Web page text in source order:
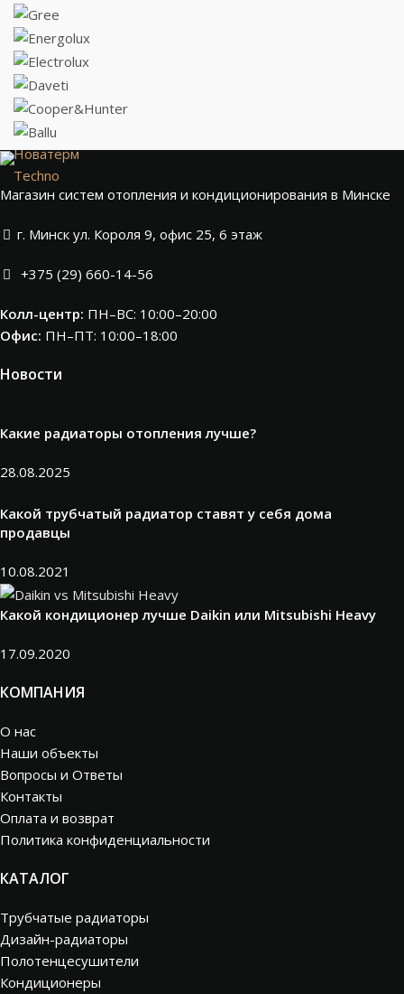
Новатерм
Techno
Магазин систем отопления и кондиционирования в Минске
г. Минск ул. Короля 9, офис 25, 6 этаж
+375 (29) 660-14-56
Колл-центр: ПН–ВС: 10:00–20:00​
Офис: ПН–ПТ: 10:00–18:00
Новости
Какие радиаторы отопления лучше?
28.08.2025
Какой трубчатый радиатор ставят у себя дома
продавцы
10.08.2021
Какой кондиционер лучше Daikin или Mitsubishi Heavy
17.09.2020
КОМПАНИЯ
О нас
Наши объекты
Вопросы и Ответы
Контакты
Оплата и возврат
Политика конфиденциальности
КАТАЛОГ
Трубчатые радиаторы
Дизайн-радиаторы
Полотенцесушители
Кондиционеры